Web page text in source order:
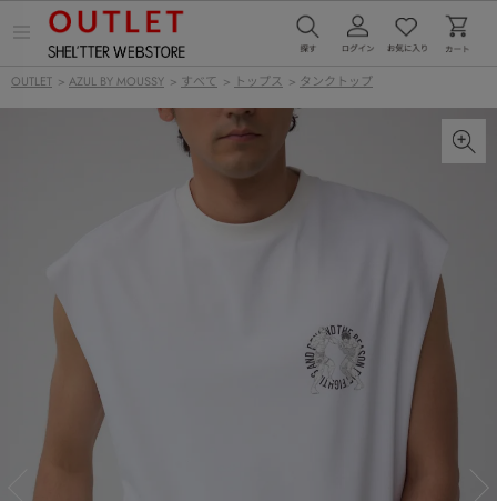
ー
を
OUTLET > AZUL BY MOUSSY > すべて > トップス > タンクトップ